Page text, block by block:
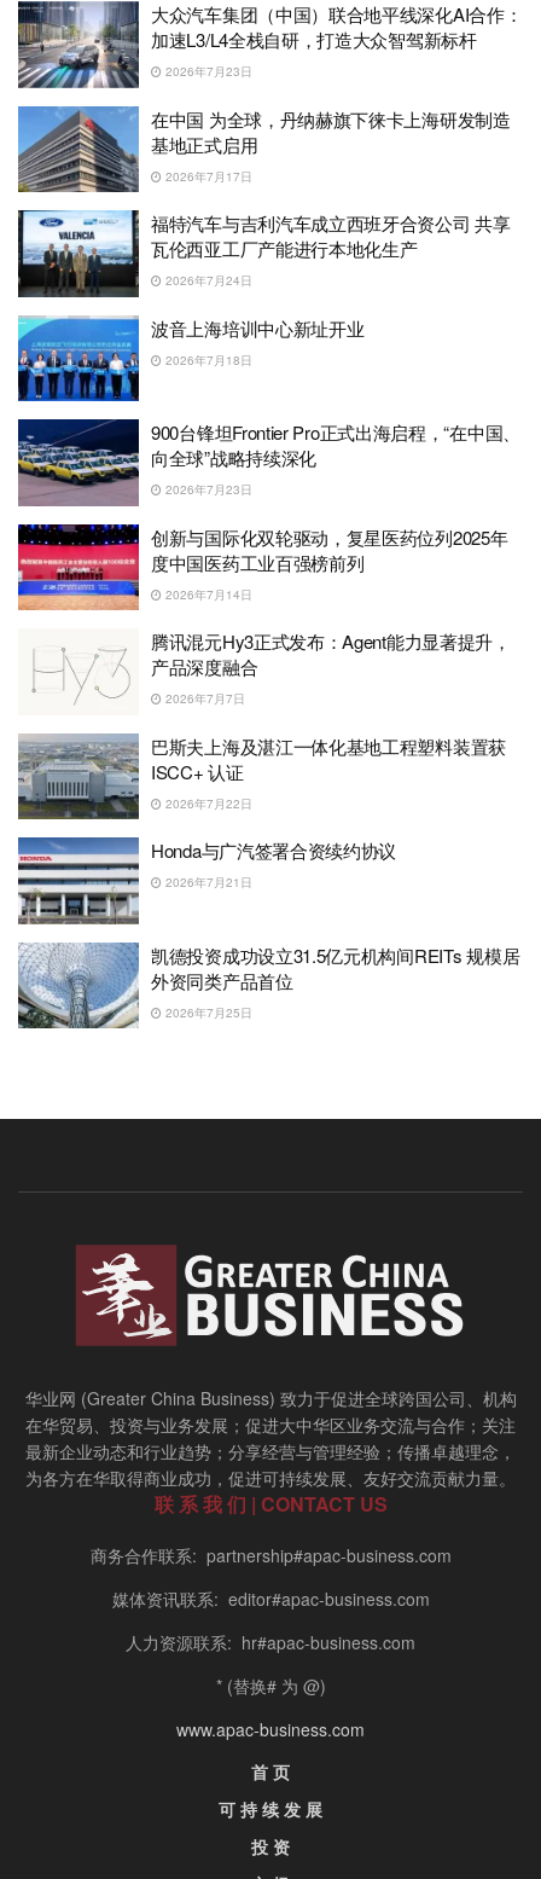
大众汽车集团（中国）联合地平线深化AI合作：
加速L3/L4全栈自研，打造大众智驾新标杆
2026年7月23日
在中国 为全球，丹纳赫旗下徕卡上海研发制造
基地正式启用
2026年7月17日
福特汽车与吉利汽车成立西班牙合资公司 共享
瓦伦西亚工厂产能进行本地化生产
2026年7月24日
波音上海培训中心新址开业
2026年7月18日
900台锋坦Frontier Pro正式出海启程，“在中国、
向全球”战略持续深化
2026年7月23日
创新与国际化双轮驱动，复星医药位列2025年
度中国医药工业百强榜前列
2026年7月14日
腾讯混元Hy3正式发布：Agent能力显著提升，
产品深度融合
2026年7月7日
巴斯夫上海及湛江一体化基地工程塑料装置获
ISCC+ 认证
2026年7月22日
Honda与广汽签署合资续约协议
2026年7月21日
凯德投资成功设立31.5亿元机构间REITs 规模居
外资同类产品首位
2026年7月25日
华业网 (Greater China Business) 致力于促进全球跨国公司、机构
在华贸易、投资与业务发展；促进大中华区业务交流与合作；关注
最新企业动态和行业趋势；分享经营与管理经验；传播卓越理念，
为各方在华取得商业成功，促进可持续发展、友好交流贡献力量。
联 系 我 们 | CONTACT US
商务合作联系: partnership#apac-business.com
媒体资讯联系: editor#apac-business.com
人力资源联系: hr#apac-business.com
* (替换# 为 @)
www.apac-business.com
首 页
可 持 续 发 展
投 资